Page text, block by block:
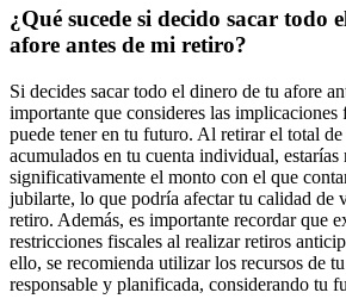
¿Qué sucede si decido sacar todo
afore antes de mi retiro?
Si decides sacar todo el dinero de tu afore
importante que consideres las implicaciones
puede tener en tu futuro. Al retirar el total de
acumulados en tu cuenta individual, estarías
significativamente el monto con el que
jubilarte, lo que podría afectar tu calidad de
retiro. Además, es importante recordar que
restricciones fiscales al realizar retiros
ello, se recomienda utilizar los recursos de
responsable y planificada, considerando tu